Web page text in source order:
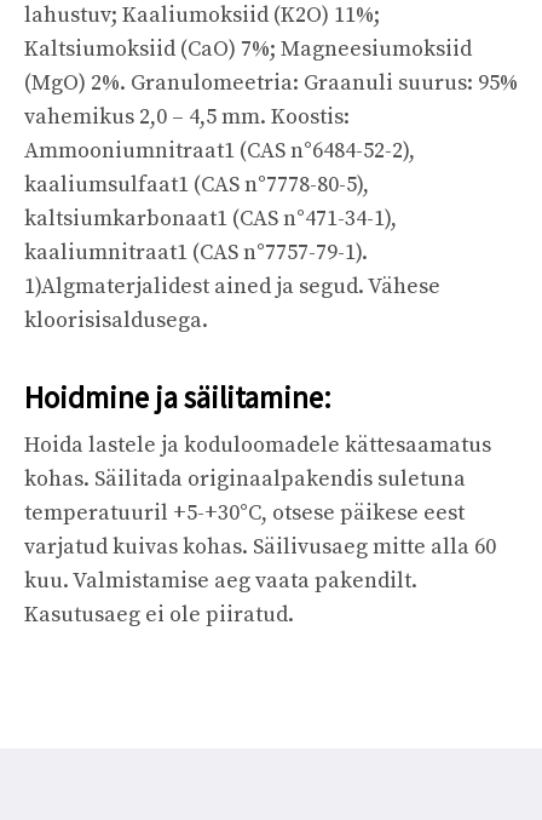
lahustuv; Kaaliumoksiid (K2O) 11%;
Kaltsiumoksiid (CaO) 7%; Magneesiumoksiid
(MgO) 2%. Granulomeetria: Graanuli suurus: 95%
vahemikus 2,0 – 4,5 mm. Koostis:
Ammooniumnitraat1 (CAS n°6484-52-2),
kaaliumsulfaat1 (CAS n°7778-80-5),
kaltsiumkarbonaat1 (CAS n°471-34-1),
kaaliumnitraat1 (CAS n°7757-79-1).
1)Algmaterjalidest ained ja segud. Vähese
kloorisisaldusega.
Hoidmine ja säilitamine:
Hoida lastele ja koduloomadele kättesaamatus
kohas. Säilitada originaalpakendis suletuna
temperatuuril +5-+30°C, otsese päikese eest
varjatud kuivas kohas. Säilivusaeg mitte alla 60
kuu. Valmistamise aeg vaata pakendilt.
Kasutusaeg ei ole piiratud.